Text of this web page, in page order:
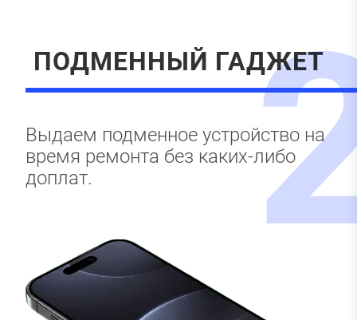
ПОДМЕННЫЙ ГАДЖЕТ
Выдаем подменное устройство на
время ремонта без каких-либо
доплат.